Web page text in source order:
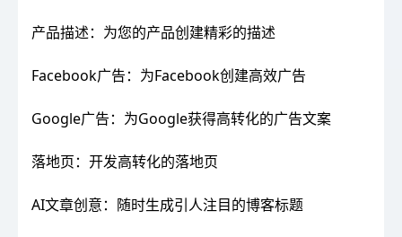
产品描述：为您的产品创建精彩的描述
Facebook广告：为Facebook创建高效广告
Google广告：为Google获得高转化的广告文案
落地页：开发高转化的落地页
AI文章创意：随时生成引人注目的博客标题